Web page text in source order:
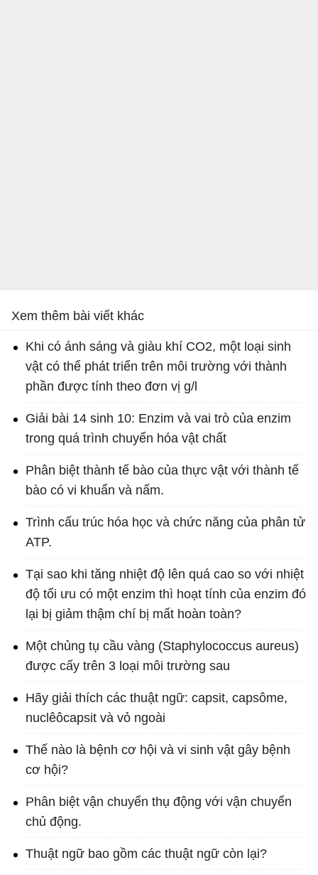
Xem thêm bài viết khác
Khi có ánh sáng và giàu khí CO2, một loại sinh
vật có thể phát triển trên môi trường với thành
phần được tính theo đơn vị g/l
Giải bài 14 sinh 10: Enzim và vai trò của enzim
trong quá trình chuyển hóa vật chất
Phân biệt thành tế bào của thực vật với thành tế
bào có vi khuẩn và nấm.
Trình cấu trúc hóa học và chức năng của phân tử
ATP.
Tại sao khi tăng nhiệt độ lên quá cao so với nhiệt
độ tối ưu có một enzim thì hoạt tính của enzim đó
lại bị giảm thậm chí bị mất hoàn toàn?
Một chủng tụ cầu vàng (Staphylococcus aureus)
được cấy trên 3 loại môi trường sau
Hãy giải thích các thuật ngữ: capsit, capsôme,
nuclêôcapsit và vỏ ngoài
Thế nào là bệnh cơ hội và vi sinh vật gây bệnh
cơ hội?
Phân biệt vận chuyển thụ động với vận chuyển
chủ động.
Thuật ngữ bao gồm các thuật ngữ còn lại?